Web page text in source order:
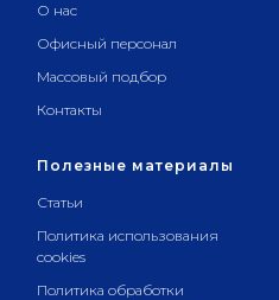
О нас
Офисный персонал
Массовый подбор
Контакты
Полезные материалы
Статьи
Политика использования
cookies
Политика обработки